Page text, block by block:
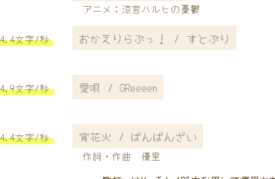
アニメ：涼宮ハルヒの憂鬱
4.4文字/秒 おかえりらぶっ！ / すとぷり
4.9文字/秒 愛唄 / GReeeen
4.4文字/秒 宵花火 / ばんばんざい
作詞・作曲 優里